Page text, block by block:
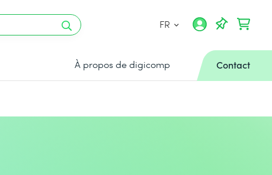
FR
À propos de digicomp Contact